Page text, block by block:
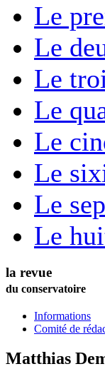
Le
Le
Le
Le
Le
Le
Le
Le
la revue
du conservatoire
Informations
Comité de
Matthias